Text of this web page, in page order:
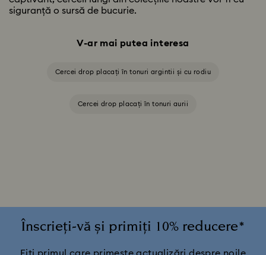
siguranță o sursă de bucurie.
V-ar mai putea interesa
Cercei drop placați în tonuri argintii și cu rodiu
Cercei drop placați în tonuri aurii
Înscrieți-vă și primiți 10% reducere*